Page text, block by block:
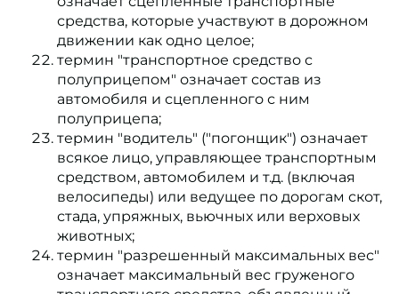
средства, которые участвуют в дорожном
движении как одно целое;
термин "транспортное средство с
полуприцепом" означает состав из
автомобиля и сцепленного с ним
полуприцепа;
термин "водитель" ("погонщик") означает
всякое лицо, управляющее транспортным
средством, автомобилем и т.д. (включая
велосипеды) или ведущее по дорогам скот,
стада, упряжных, вьючных или верховых
животных;
термин "разрешенный максимальных вес"
означает максимальный вес груженого